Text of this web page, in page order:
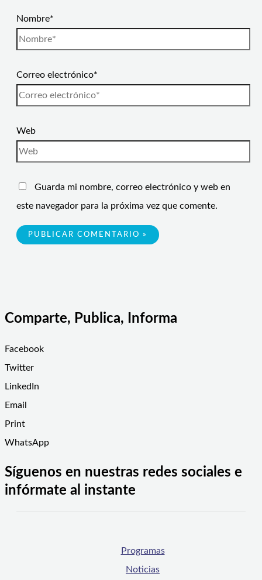
Nombre*
Correo electrónico*
Web
Guarda mi nombre, correo electrónico y web en
este navegador para la próxima vez que comente.
Comparte, Publica, Informa
Facebook
Twitter
LinkedIn
Email
Print
WhatsApp
Síguenos en nuestras redes sociales e
infórmate al instante
Programas
Noticias